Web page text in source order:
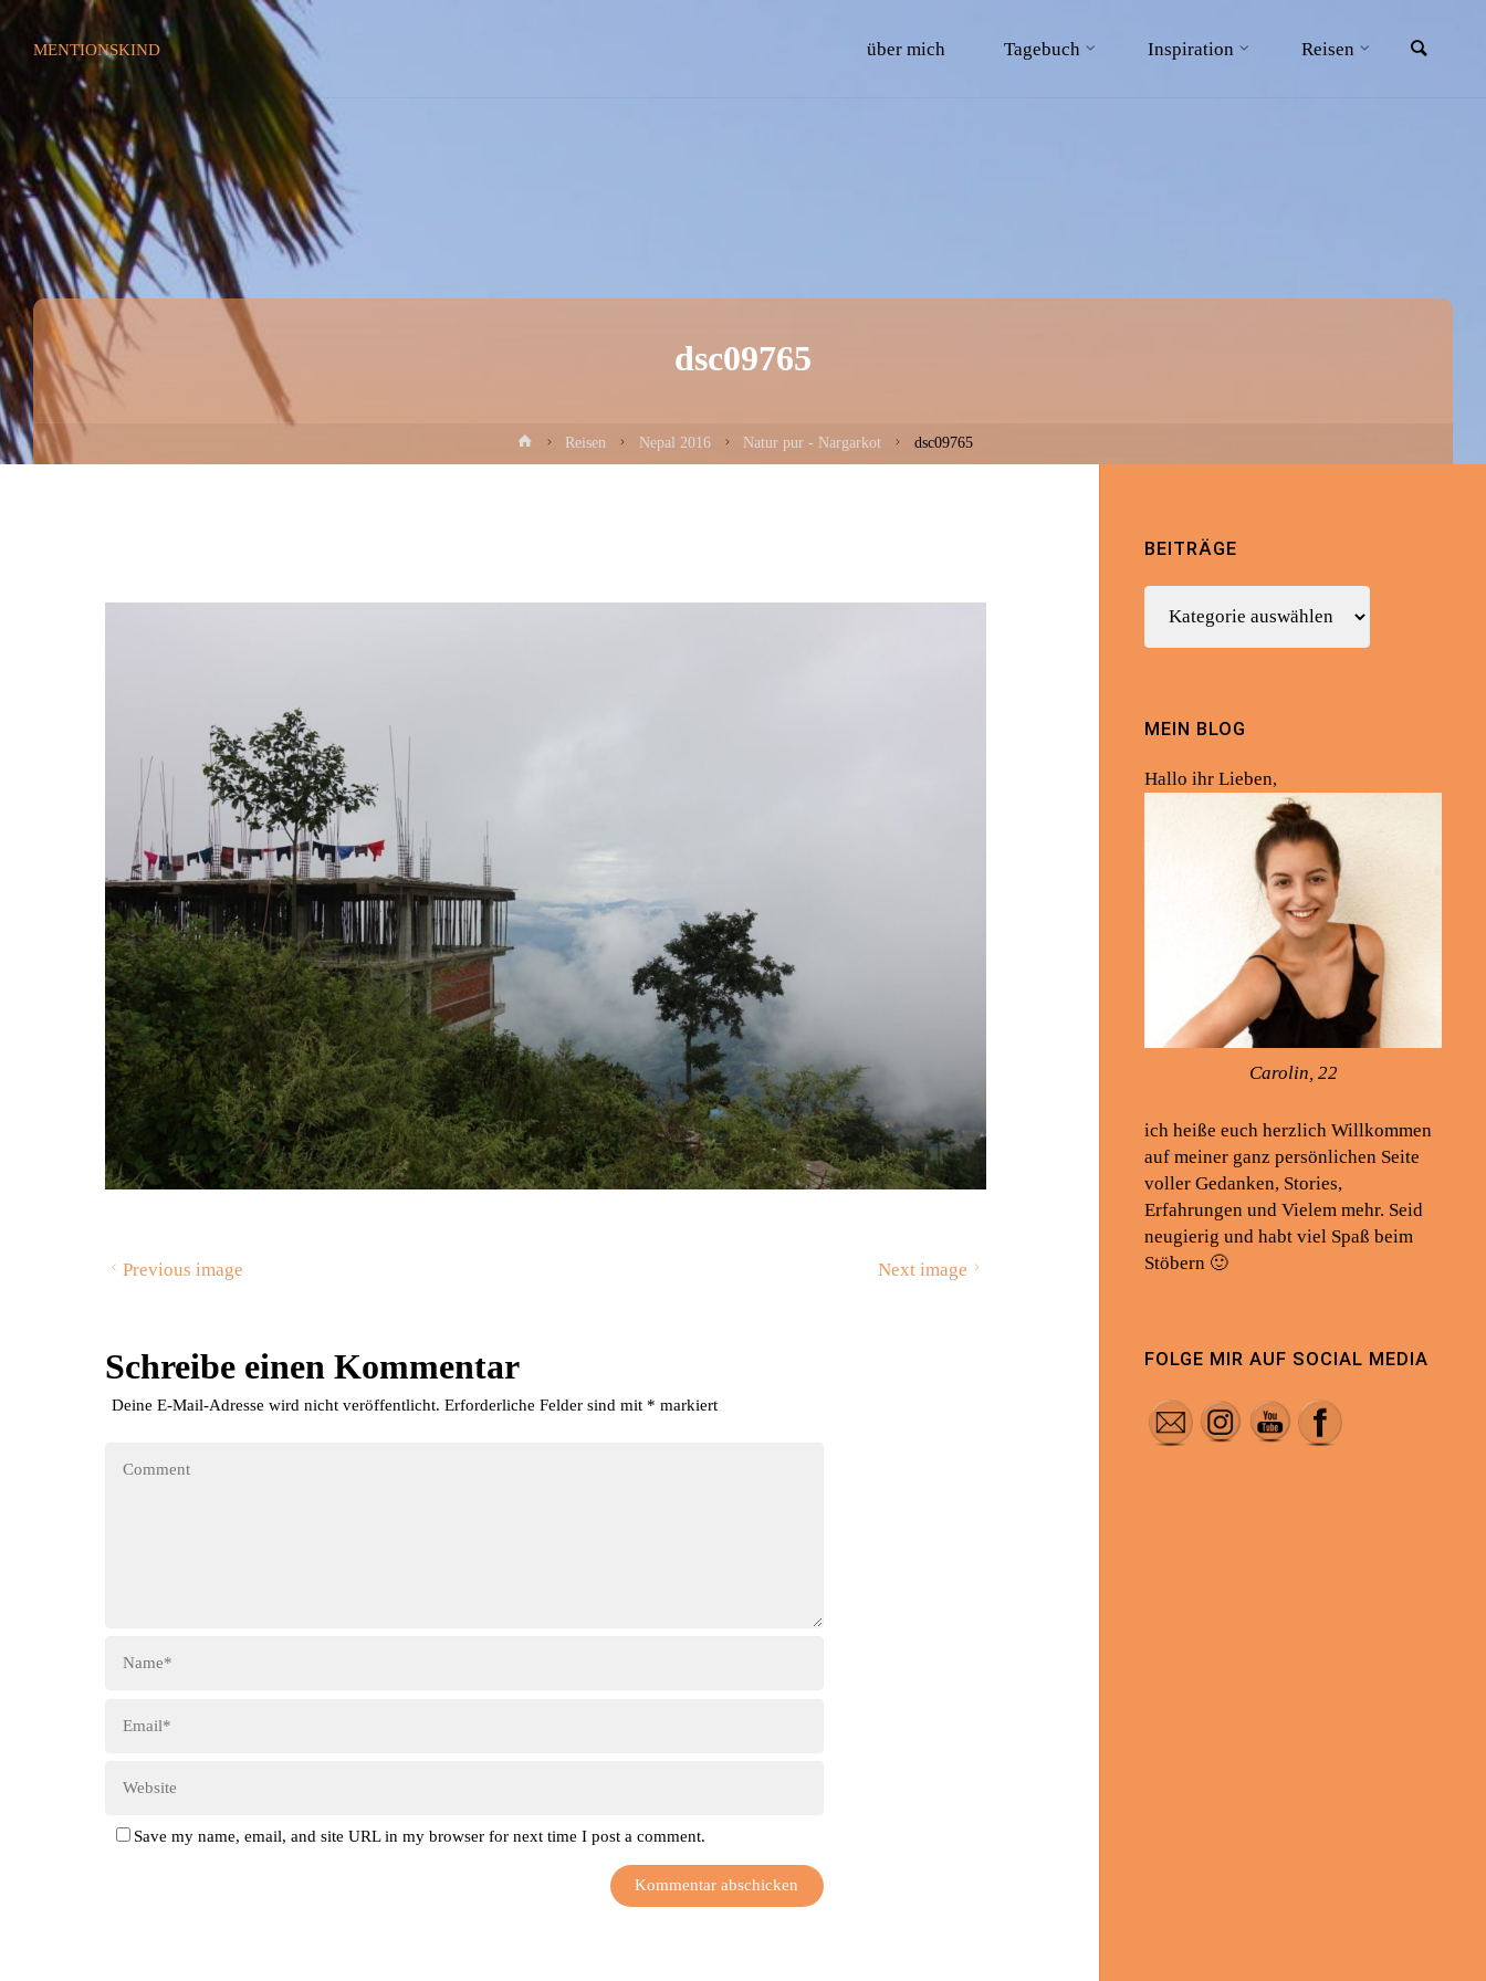
MENTIONSKIND über mich Tagebuch Inspiration Reisen
dsc09765
HomeReisen Nepal 2016 Natur pur - Nargarkot dsc09765
Previous image Next image
Schreibe einen Kommentar
Deine E-Mail-Adresse wird nicht veröffentlicht. Erforderliche Felder sind mit * markiert
Save my name, email, and site URL in my browser for next time I post a comment.
BEITRÄGE
MEIN BLOG
Hallo ihr Lieben,
Carolin, 22
ich heiße euch herzlich Willkommen
auf meiner ganz persönlichen Seite
voller Gedanken, Stories,
Erfahrungen und Vielem mehr. Seid
neugierig und habt viel Spaß beim
Stöbern 🙂
FOLGE MIR AUF SOCIAL MEDIA